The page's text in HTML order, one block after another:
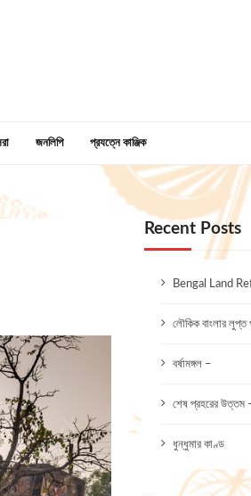
জনলিপি প্রযত্নে কাঞ্জিক
Recent Posts
Bengal Land
লৌকিক বাংলার লুপ্ত
বর্ষামঙ্গল –
শেষ প্রহরের উত্তম
ধুন্ধুমার কাণ্ড